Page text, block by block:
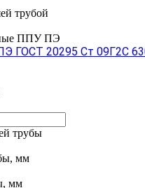
трубой
ППУ ПЭ
ГОСТ 20295 Ст 09Г2С
трубы
мм
мм